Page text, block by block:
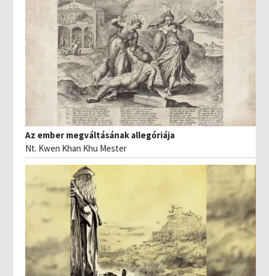
Az ember megváltásának allegóriája
Nt. Kwen Khan Khu Mester